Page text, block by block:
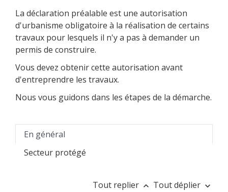
La déclaration préalable est une autorisation
d'urbanisme obligatoire à la réalisation de certains
travaux pour lesquels il n'y a pas à demander un
permis de construire.
Vous devez obtenir cette autorisation avant
d'entreprendre les travaux.
Nous vous guidons dans les étapes de la démarche.
En général
Secteur protégé
Tout replier keyboard_arrow_up Tout déplier keyboard_arrow_down